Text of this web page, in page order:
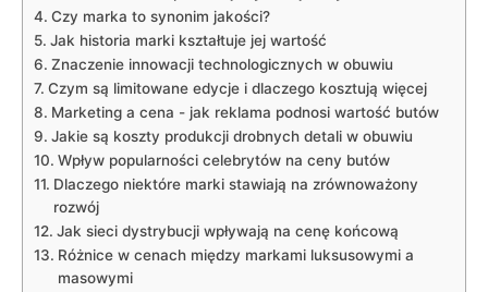
Czy marka ⁤to synonim jakości?
Jak historia marki kształtuje jej wartość
Znaczenie innowacji technologicznych w obuwiu
Czym są limitowane edycje ⁢i dlaczego kosztują ‍więcej
Marketing‌ a cena ​- ​jak ⁣reklama⁣ podnosi wartość butów
Jakie⁤ są ⁢koszty produkcji drobnych detali w obuwiu
Wpływ ‍popularności ⁣celebrytów⁣ na ceny ⁤butów
Dlaczego⁢ niektóre marki stawiają ⁢na zrównoważony​
rozwój
Jak sieci dystrybucji wpływają na ⁢cenę ​końcową
Różnice⁣ w ⁢cenach między ⁢markami luksusowymi a
masowymi